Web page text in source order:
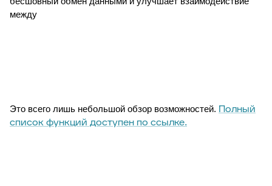
между
Это всего лишь небольшой обзор возможностей. Полный
список функций доступен по ссылке.